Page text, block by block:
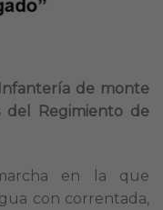
de monte
del Regimiento de
en la que
con correntada,